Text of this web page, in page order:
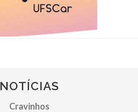
NOTÍCIAS
Cravinhos